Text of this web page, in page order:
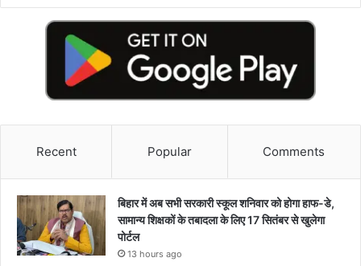
Recent Popular Comments
बिहार में अब सभी सरकारी स्कूल शनिवार को होगा हाफ-डे,
सामान्य शिक्षकों के तबादला के लिए 17 सितंबर से खुलेगा
पोर्टल
13 hours ago